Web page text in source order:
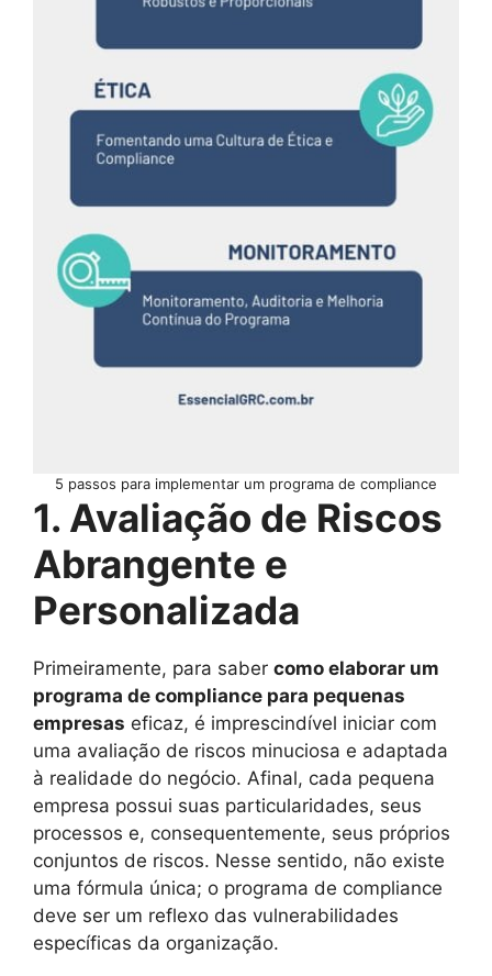
5 passos para implementar um programa de compliance
1. Avaliação de Riscos
Abrangente e
Personalizada
Primeiramente, para saber como elaborar um
programa de compliance para pequenas
empresas eficaz, é imprescindível iniciar com
uma avaliação de riscos minuciosa e adaptada
à realidade do negócio. Afinal, cada pequena
empresa possui suas particularidades, seus
processos e, consequentemente, seus próprios
conjuntos de riscos. Nesse sentido, não existe
uma fórmula única; o programa de compliance
deve ser um reflexo das vulnerabilidades
específicas da organização.